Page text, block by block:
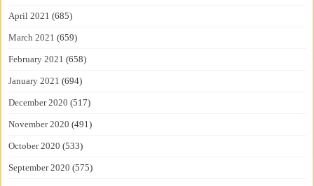
April 2021 (685)
March 2021 (659)
February 2021 (658)
January 2021 (694)
December 2020 (517)
November 2020 (491)
October 2020 (533)
September 2020 (575)